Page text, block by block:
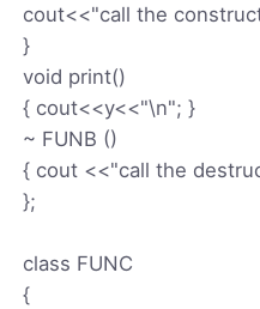
cout<<"call the
}
void print()
{ cout<<y<<"\n"; }
~ FUNB ()
{ cout <<"call the
};
class FUNC
{